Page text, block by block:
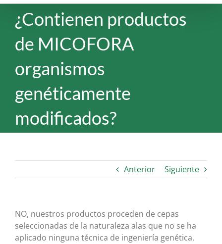
¿Contienen productos
de MICOFORA
organismos
genéticamente
modificados?
Anterior Siguiente
NO, nuestros productos proceden de cepas
seleccionadas de la naturaleza alas que no se ha
aplicado ninguna técnica de ingeniería genética.